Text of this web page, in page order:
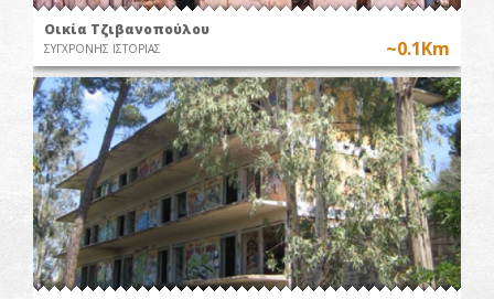
Οικία Τζιβανοπούλου
ΣΥΓΧΡΟΝΗΣ ΙΣΤΟΡΙΑΣ ~0.1Km